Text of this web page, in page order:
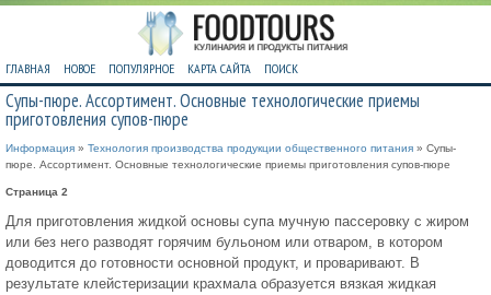
ГЛАВНАЯ НОВОЕ ПОПУЛЯРНОЕ КАРТА САЙТА ПОИСК
Супы-пюре. Ассортимент. Основные технологические приемы
приготовления супов-пюре
Информация » Технология производства продукции общественного питания » Супы-
пюре. Ассортимент. Основные технологические приемы приготовления супов-пюре
Страница 2
Для приготовления жидкой основы супа мучную пассеровку с жиром
или без него разводят горячим бульоном или отваром, в котором
доводится до готовности основной продукт, и проваривают. В
результате клейстеризации крахмала образуется вязкая жидкая